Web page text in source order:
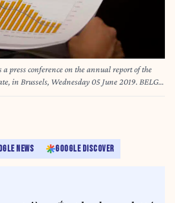
press conference on the annual report of the
in Brussels, Wednesday 05 June 2019. BELGA
NEWS GOOGLE DISCOVER